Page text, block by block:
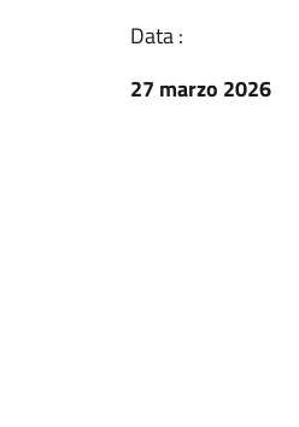
Data :
27 marzo 2026